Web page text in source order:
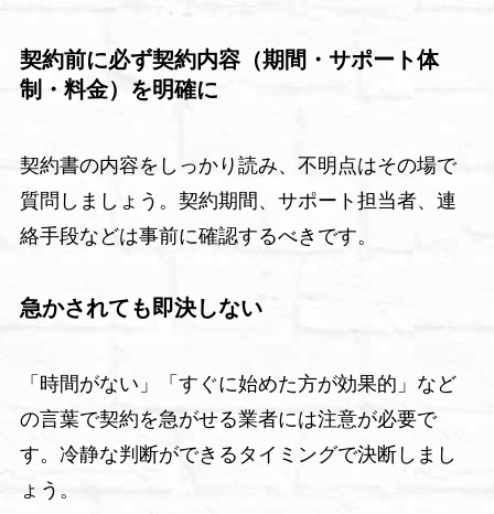
契約前に必ず契約内容（期間・サポート体
制・料金）を明確に
契約書の内容をしっかり読み、不明点はその場で
質問しましょう。契約期間、サポート担当者、連
絡手段などは事前に確認するべきです。
急かされても即決しない
「時間がない」「すぐに始めた方が効果的」など
の言葉で契約を急がせる業者には注意が必要で
す。冷静な判断ができるタイミングで決断しまし
ょう。